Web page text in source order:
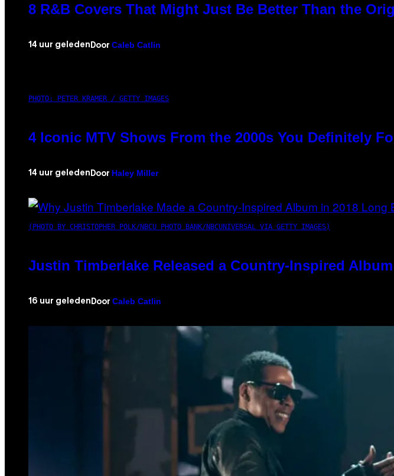
8 R&B Covers That Might Just Be Better Than the
14 uur geleden Door Caleb Catlin
PHOTO: PETER KRAMER / GETTY IMAGES
4 Iconic MTV Shows From the 2000s You Definitely
14 uur geleden Door Haley Miller
(PHOTO BY CHRISTOPHER POLK/NBCU PHOTO BANK/NBCUNIVERSAL VIA GETTY IMAGES)
Justin Timberlake Released a Country-Inspired
16 uur geleden Door Caleb Catlin